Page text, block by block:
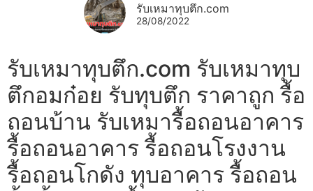
รับเหมาทุบตึก.com
28/08/2022
รับเหมาทุบตึก.com รับเหมาทุบ
ตึกอมก๋อย รับทุบตึก ราคาถูก รื้อ
ถอนบ้าน รับเหมารื้อถอนอาคาร
รื้อถอนอาคาร รื้อถอนโรงงาน
รื้อถอนโกดัง ทุบอาคาร รื้อถอน